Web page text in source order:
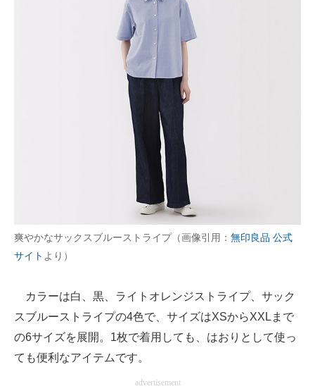
爽やかなサックスブルーストライプ（画像引用： 無印良品 公式
サイト より）
カラーは白、黒、ライトオレンジストライプ、サック
スブルーストライプの4色で、サイズはXSからXXLまで
の6サイズを展開。1枚で着用しても、はおりとして使っ
ても便利なアイテムです。
advertisement